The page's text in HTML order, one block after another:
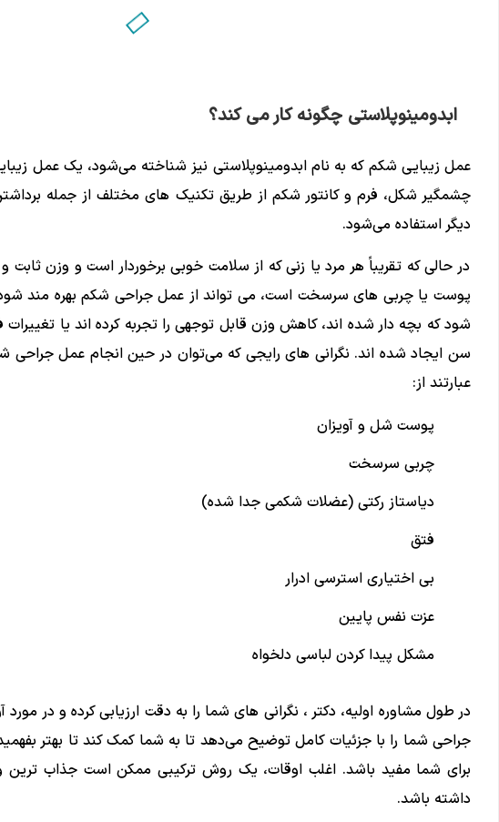
ابدومینوپلاستی چگونه کار می کند؟
عمل زیبایی شکم که به نام ابدومینوپلاستی نیز شناخته می‌شود، یک عمل
چشمگیر شکل، فرم و کانتور شکم از طریق تکنیک‌ های مختلف از جمله
دیگر استفاده می‌شود.
در حالی که تقریباً هر مرد یا زنی که از سلامت خوبی برخوردار است و وزن
پوست یا چربی های سرسخت است، می تواند از عمل جراحی شکم بهره مند شود.
شود که بچه دار شده اند، کاهش وزن قابل توجهی را تجربه کرده اند یا تغییرات
سن ایجاد شده اند. نگرانی‌ های رایجی که می‌توان در حین انجام عمل جراحی
عبارتند از:
پوست شل و آویزان
چربی سرسخت
دیاستاز رکتی (عضلات شکمی جدا شده)
فتق
بی اختیاری استرسی ادرار
عزت نفس پایین
مشکل پیدا کردن لباسی دلخواه
در طول مشاوره اولیه، دکتر ، نگرانی ‌های شما را به دقت ارزیابی کرده و در
جراحی شما را با جزئیات کامل توضیح می‌دهد تا به شما کمک کند تا بهتر
برای شما مفید باشد. اغلب اوقات، یک روش ترکیبی ممکن است جذاب ترین و
داشته باشد.